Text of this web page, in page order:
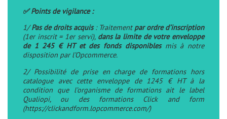
✅Points de vigilance :
1/Pas de droits acquis: Traitement par ordre d’inscription
(1er inscrit = 1er servi), dans la limite de votre enveloppe
de 1 245 € HT et des fonds disponibles mis à notre
disposition par l’Opcommerce.
2/ Possibilité de prise en charge de formations hors
catalogue avec cette enveloppe de 1245 € HT à la
condition que l’organisme de formations ait le label
Qualiopi, ou des formations Click and form
(https://clickandform.lopcommerce.com/)